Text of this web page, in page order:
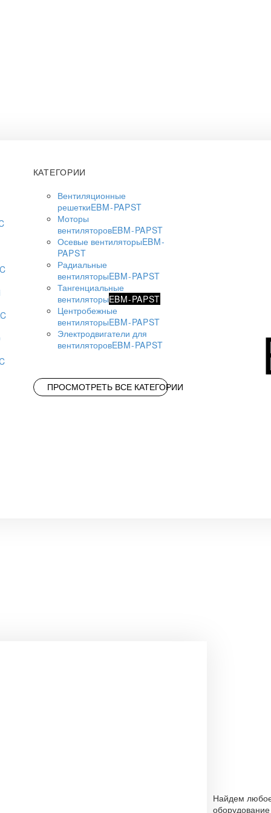
КАТЕГОРИИ
Вентиляционные
решеткиEBM-PAPST
Моторы
вентиляторовEBM-PAPST
Осевые вентиляторыEBM-
PAPST
Радиальные
вентиляторыEBM-PAPST
Тангенциальные
вентиляторыEBM-PAPST
Центробежные
вентиляторыEBM-PAPST
Электродвигатели для
вентиляторовEBM-PAPST
ПРОСМОТРЕТЬ ВСЕ КАТЕГОРИИ
Найдем
оборудование